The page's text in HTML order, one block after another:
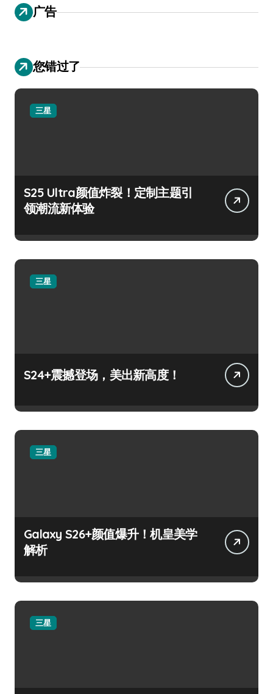
广告
您错过了
三星
S25 Ultra颜值炸裂！定制主题引
领潮流新体验
三星
S24+震撼登场，美出新高度！
三星
Galaxy S26+颜值爆升！机皇美学
解析
三星